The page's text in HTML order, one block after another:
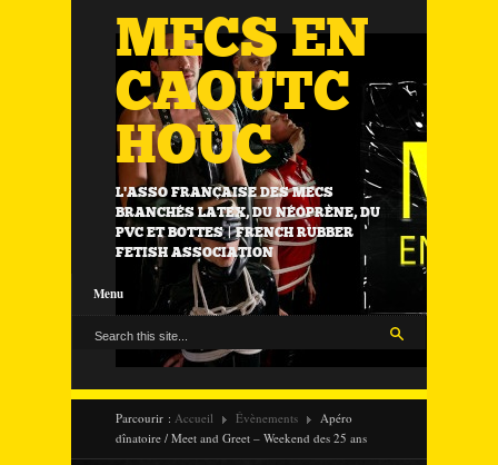
MECS EN
CAOUTC
HOUC
L'ASSO FRANÇAISE DES MECS
BRANCHÉS LATEX, DU NÉOPRÈNE, DU
PVC ET BOTTES | FRENCH RUBBER
FETISH ASSOCIATION
Menu
Parcourir : Accueil Évènements
Apéro
dînatoire / Meet and Greet – Weekend des 25 ans